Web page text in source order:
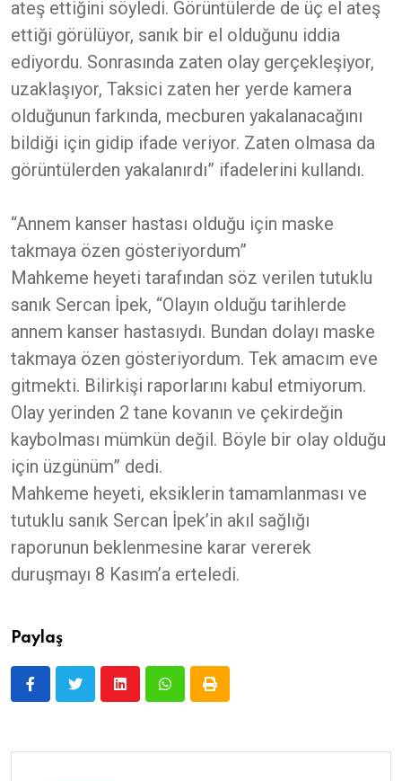
ateş ettiğini söyledi. Görüntülerde de üç el ateş
ettiği görülüyor, sanık bir el olduğunu iddia
ediyordu. Sonrasında zaten olay gerçekleşiyor,
uzaklaşıyor, Taksici zaten her yerde kamera
olduğunun farkında, mecburen yakalanacağını
bildiği için gidip ifade veriyor. Zaten olmasa da
görüntülerden yakalanırdı” ifadelerini kullandı.
“Annem kanser hastası olduğu için maske
takmaya özen gösteriyordum”
Mahkeme heyeti tarafından söz verilen tutuklu
sanık Sercan İpek, “Olayın olduğu tarihlerde
annem kanser hastasıydı. Bundan dolayı maske
takmaya özen gösteriyordum. Tek amacım eve
gitmekti. Bilirkişi raporlarını kabul etmiyorum.
Olay yerinden 2 tane kovanın ve çekirdeğin
kaybolması mümkün değil. Böyle bir olay olduğu
için üzgünüm” dedi.
Mahkeme heyeti, eksiklerin tamamlanması ve
tutuklu sanık Sercan İpek’in akıl sağlığı
raporunun beklenmesine karar vererek
duruşmayı 8 Kasım’a erteledi.
Paylaş